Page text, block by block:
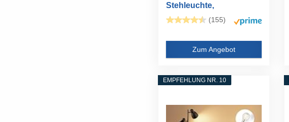
Stehleuchte,
Stehlampe...
(155)
Zum Angebot
EMPFEHLUNG NR. 10